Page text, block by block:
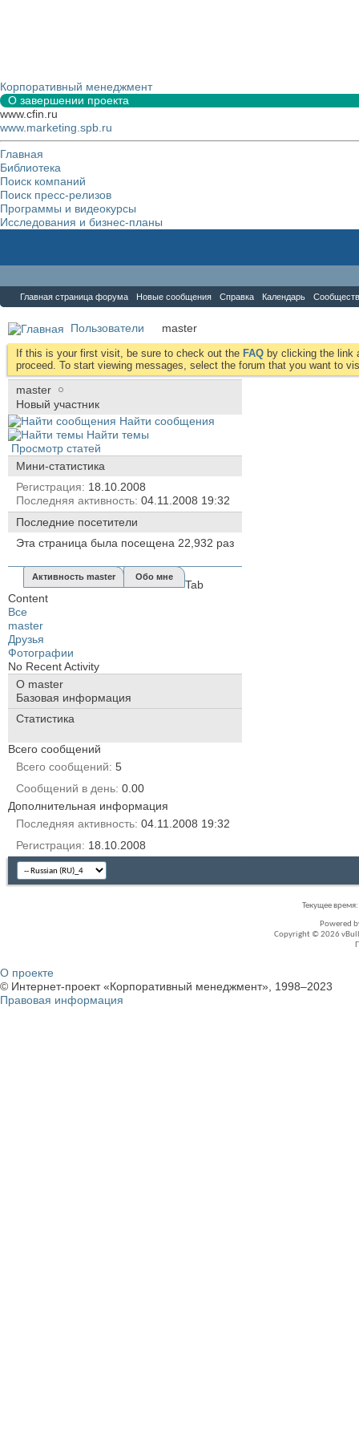
Корпоративный менеджмент
О завершении проекта
www.cfin.ru
www.marketing.spb.ru
Главная
Библиотека
Поиск компаний
Поиск пресс-релизов
Программы и видеокурсы
Исследования и бизнес-планы
Главная страница форума Новые сообщения Справка Календарь
Пользователи master
If this is your first visit, be sure to check out the FAQ by clicking the link
proceed. To start viewing messages, select the forum that you want to
master
Новый участник
Найти сообщения
Найти темы
Просмотр статей
Мини-статистика
Регистрация
18.10.2008
Последняя активность 04.11.2008 19:32
Последние посетители
Эта страница была посещена 22,932 раз
Активность master Обо мне
Tab
Content
Все
master
Друзья
Фотографии
No Recent Activity
О master
Базовая информация
Статистика
Всего сообщений
Всего сообщений 5
Сообщений в день 0.00
Дополнительная информация
Последняя активность 04.11.2008 19:32
Регистрация
18.10.2008
Текущее время:
Powered
Copyright © 2026
О проекте
© Интернет-проект «Корпоративный менеджмент», 1998–2023
Правовая информация